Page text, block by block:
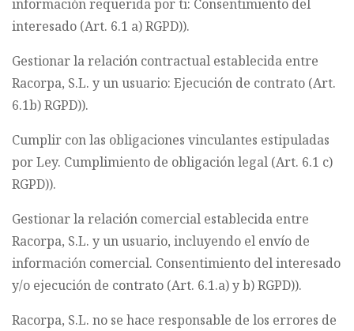
información requerida por ti: Consentimiento del
interesado (Art. 6.1 a) RGPD)).
Gestionar la relación contractual establecida entre
Racorpa, S.L. y un usuario: Ejecución de contrato (Art.
6.1b) RGPD)).
Cumplir con las obligaciones vinculantes estipuladas
por Ley. Cumplimiento de obligación legal (Art. 6.1 c)
RGPD)).
Gestionar la relación comercial establecida entre
Racorpa, S.L. y un usuario, incluyendo el envío de
información comercial. Consentimiento del interesado
y/o ejecución de contrato (Art. 6.1.a) y b) RGPD)).
Racorpa, S.L. no se hace responsable de los errores de